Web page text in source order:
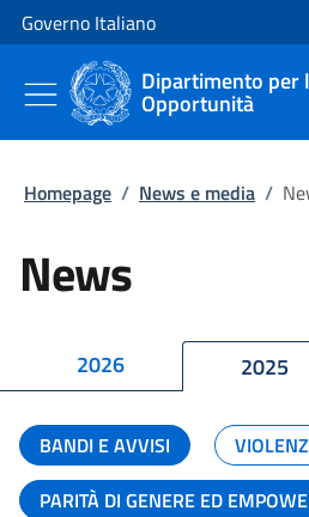
Vai al contenuto
Vai alla navigazione del sito
Governo Italiano
Dipartimento per
Opportunità
Homepage / News e media /
News
2026 2025
BANDI E AVVISI
PARITÀ DI GENERE ED